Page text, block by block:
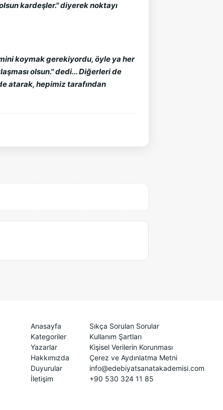
kardeşler.'' diyerek noktayı
koymak gerekiyordu, öyle ya her
olsun.'' dedi... Diğerleri de
atarak, hepimiz tarafından
Anasayfa
Kategoriler
Yazarlar
Hakkımızda
Duyurular
İletişim
Sıkça Sorulan Sorular
Kullanım Şartları
Kişisel Verilerin Korunması
Çerez ve Aydınlatma Metni
info@edebiyatsanatakademisi.com
+90 530 324 11 85